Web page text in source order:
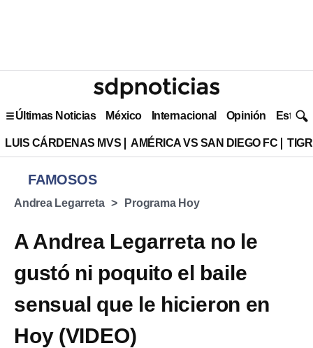
Últimas Noticias México Internacional Opinión Estilo
LUIS CÁRDENAS MVS AMÉRICA VS SAN DIEGO FC
FAMOSOS
Andrea Legarreta Programa Hoy
A Andrea Legarreta no le
gustó ni poquito el baile
sensual que le hicieron en
Hoy (VIDEO)